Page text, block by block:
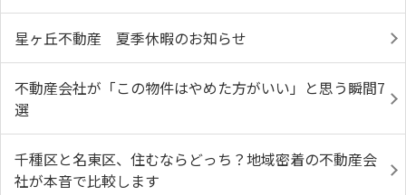
星ヶ丘不動産 夏季休暇のお知らせ
不動産会社が「この物件はやめた方がいい」と思う瞬間7
選
千種区と名東区、住むならどっち？地域密着の不動産会
社が本音で比較します